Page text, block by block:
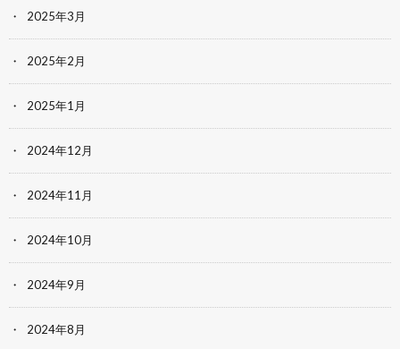
2025年3月
2025年2月
2025年1月
2024年12月
2024年11月
2024年10月
2024年9月
2024年8月